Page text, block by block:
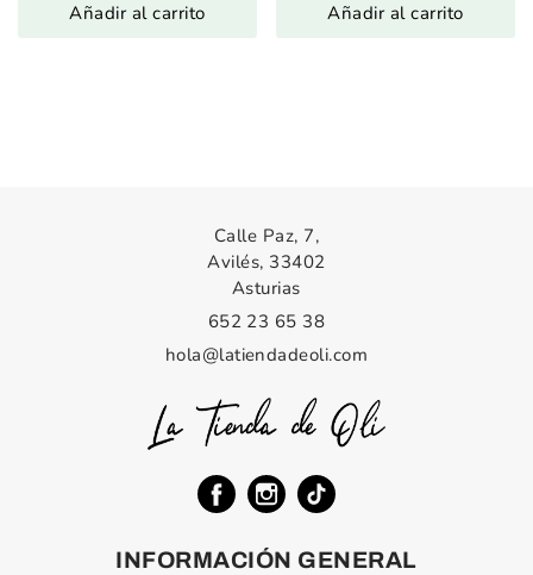
Añadir al carrito Añadir al carrito
Calle Paz, 7,
Avilés, 33402
Asturias
652 23 65 38
hola@latiendadeoli.com
INFORMACIÓN GENERAL